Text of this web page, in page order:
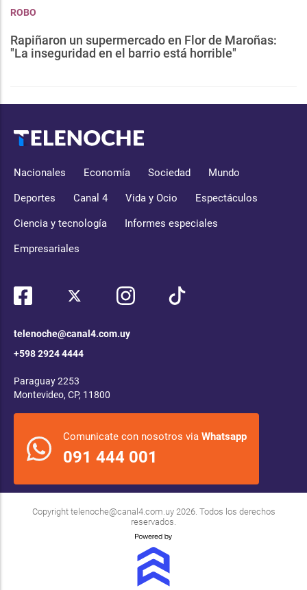
ROBO
Rapiñaron un supermercado en Flor de Maroñas:
"La inseguridad en el barrio está horrible"
Nacionales Economía Sociedad Mundo
Deportes Canal 4 Vida y Ocio Espectáculos
Ciencia y tecnología Informes especiales
Empresariales
telenoche@canal4.com.uy
+598 2924 4444
Paraguay 2253
Montevideo, CP, 11800
Comunicate con nosotros via Whatsapp
091 444 001
Copyright telenoche@canal4.com.uy2026. Todos los derechos
reservados.